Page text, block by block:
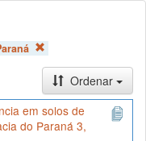
Ordenar
em solos de
do Paraná 3,